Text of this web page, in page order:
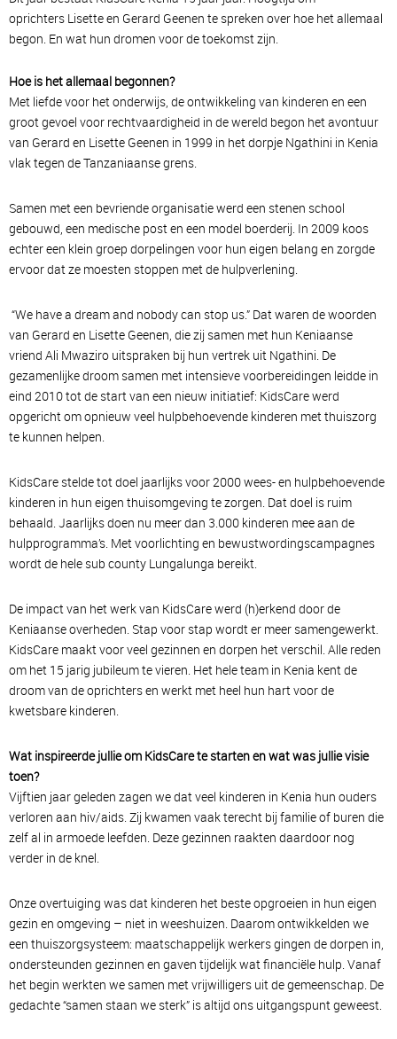
oprichters Lisette en Gerard Geenen te spreken over hoe het allemaal
begon. En wat hun dromen voor de toekomst zijn.
Hoe is het allemaal begonnen?
Met liefde voor het onderwijs, de ontwikkeling van kinderen en een
groot gevoel voor rechtvaardigheid in de wereld begon het avontuur
van Gerard en Lisette Geenen in 1999 in het dorpje Ngathini in Kenia
vlak tegen de Tanzaniaanse grens.
Samen met een bevriende organisatie werd een stenen school
gebouwd, een medische post en een model boerderij. In 2009 koos
echter een klein groep dorpelingen voor hun eigen belang en zorgde
ervoor dat ze moesten stoppen met de hulpverlening.
“We have a dream and nobody can stop us.” Dat waren de woorden
van Gerard en Lisette Geenen, die zij samen met hun Keniaanse
vriend Ali Mwaziro uitspraken bij hun vertrek uit Ngathini. De
gezamenlijke droom samen met intensieve voorbereidingen leidde in
eind 2010 tot de start van een nieuw initiatief: KidsCare werd
opgericht om opnieuw veel hulpbehoevende kinderen met thuiszorg
te kunnen helpen.
KidsCare stelde tot doel jaarlijks voor 2000 wees- en hulpbehoevende
kinderen in hun eigen thuisomgeving te zorgen. Dat doel is ruim
behaald. Jaarlijks doen nu meer dan 3.000 kinderen mee aan de
hulpprogramma’s. Met voorlichting en bewustwordingscampagnes
wordt de hele sub county Lungalunga bereikt.
De impact van het werk van KidsCare werd (h)erkend door de
Keniaanse overheden. Stap voor stap wordt er meer samengewerkt.
KidsCare maakt voor veel gezinnen en dorpen het verschil. Alle reden
om het 15 jarig jubileum te vieren. Het hele team in Kenia kent de
droom van de oprichters en werkt met heel hun hart voor de
kwetsbare kinderen.
Wat inspireerde jullie om KidsCare te starten en wat was jullie visie
toen?
Vijftien jaar geleden zagen we dat veel kinderen in Kenia hun ouders
verloren aan hiv/aids. Zij kwamen vaak terecht bij familie of buren die
zelf al in armoede leefden. Deze gezinnen raakten daardoor nog
verder in de knel.
Onze overtuiging was dat kinderen het beste opgroeien in hun eigen
gezin en omgeving – niet in weeshuizen. Daarom ontwikkelden we
een thuiszorgsysteem: maatschappelijk werkers gingen de dorpen in,
ondersteunden gezinnen en gaven tijdelijk wat financiële hulp. Vanaf
het begin werkten we samen met vrijwilligers uit de gemeenschap. De
gedachte “samen staan we sterk” is altijd ons uitgangspunt geweest.